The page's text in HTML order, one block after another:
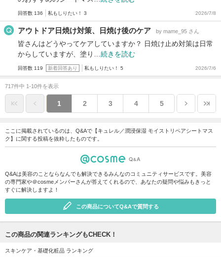
回答数 136 私もしりたい！ 3 2026/7/8
アウトドア日焼け対策、日焼け後のケア by mame_95 さん
皆さんはどうやってケアしていますか？ 日焼け止め対策は日常
からしていますが、塗り… 続きを読む
回答数 119 新着回答あり 私もしりたい！ 5 2026/7/6
717件中 1-10件を表示
1 2 3 4 5
ここに掲載されているのは、Q&Aで【キュレル／潤浸保湿 モイストリペアシートマス
ク】に関する投稿を抜粋したものです。
Q&Aは美容のことならなんでも解決できるみんなのコミュニティサービスです。美容
の専門家や＠cosmeメンバーさんが答えてくれるので、あなたの疑問や悩みもきっと
すぐに解決しますよ！
この商品についてQ&Aで質問する
この商品の関連ランキングもCHECK！
スキンケア・基礎化粧品 ランキング